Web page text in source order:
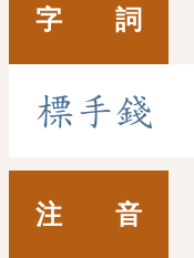
字 詞
標手錢
注 音